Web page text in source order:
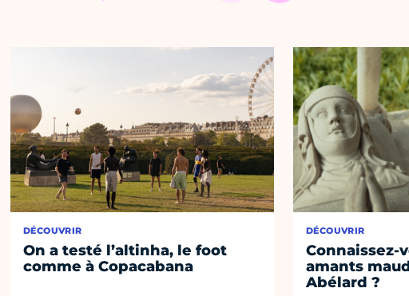
DÉCOUVRIR
On a testé l’altinha, le foot
comme à Copacabana
DÉCOUVRIR
Connaissez-
amants
Abélard ?